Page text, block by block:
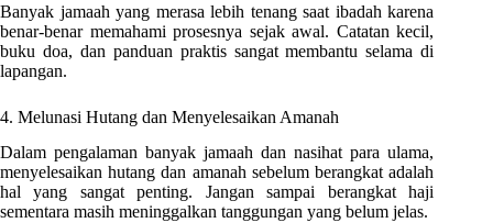
Banyak jamaah yang merasa lebih tenang saat ibadah karena
benar-benar memahami prosesnya sejak awal. Catatan kecil,
buku doa, dan panduan praktis sangat membantu selama di
lapangan.
4. Melunasi Hutang dan Menyelesaikan Amanah
Dalam pengalaman banyak jamaah dan nasihat para ulama,
menyelesaikan hutang dan amanah sebelum berangkat adalah
hal yang sangat penting. Jangan sampai berangkat haji
sementara masih meninggalkan tanggungan yang belum jelas.